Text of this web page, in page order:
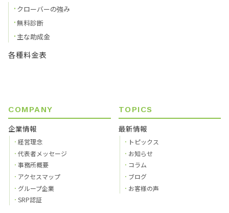
クローバーの強み
無料診断
主な助成金
各種料金表
COMPANY
企業情報
経営理念
代表者メッセージ
事務所概要
アクセスマップ
グループ企業
SRP認証
TOPICS
最新情報
トピックス
お知らせ
コラム
ブログ
お客様の声